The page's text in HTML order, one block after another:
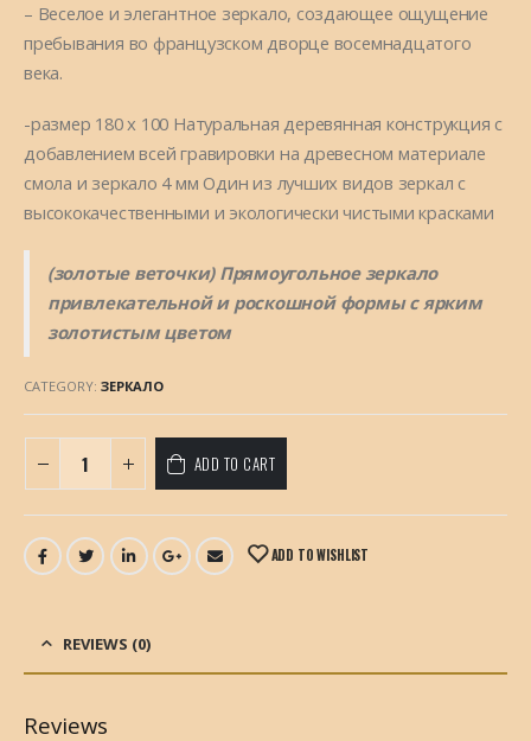
– Веселое и элегантное зеркало, создающее ощущение
пребывания во французском дворце восемнадцатого
века.
-размер 180 x 100 Натуральная деревянная конструкция с
добавлением всей гравировки на древесном материале
смола и зеркало 4 мм Один из лучших видов зеркал с
высококачественными и экологически чистыми красками
(золотые веточки) Прямоугольное зеркало
привлекательной и роскошной формы с ярким
золотистым цветом
CATEGORY: ЗЕРКАЛО
ADD TO CART
ADD TO WISHLIST
REVIEWS (0)
Reviews